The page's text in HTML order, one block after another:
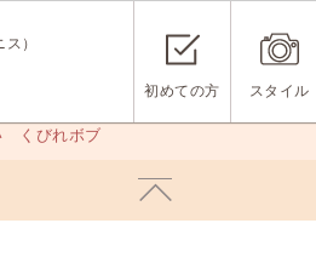
）
初めての方 スタイル
くびれボブ